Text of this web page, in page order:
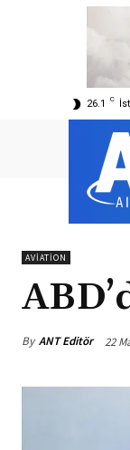
26.1 C
AVIATION
By ANT Editör 22